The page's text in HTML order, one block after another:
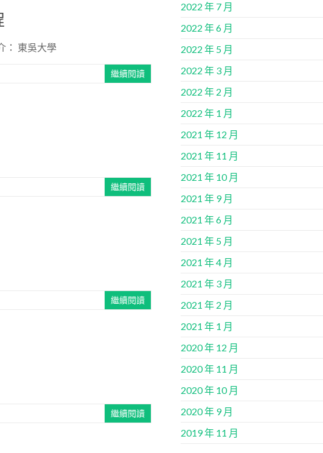
： 東吳大學
繼續閱讀
繼續閱讀
繼續閱讀
繼續閱讀
2022 年 7 月
2022 年 6 月
2022 年 5 月
2022 年 3 月
2022 年 2 月
2022 年 1 月
2021 年 12 月
2021 年 11 月
2021 年 10 月
2021 年 9 月
2021 年 6 月
2021 年 5 月
2021 年 4 月
2021 年 3 月
2021 年 2 月
2021 年 1 月
2020 年 12 月
2020 年 11 月
2020 年 10 月
2020 年 9 月
2019 年 11 月